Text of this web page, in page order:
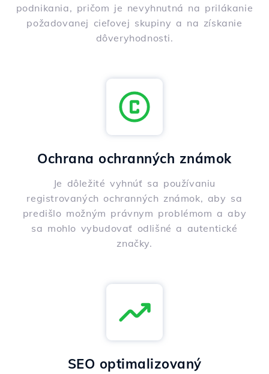
podnikania, pričom je nevyhnutná na prilákanie
požadovanej cieľovej skupiny a na získanie
dôveryhodnosti.
Ochrana ochranných známok
Je dôležité vyhnúť sa používaniu
registrovaných ochranných známok, aby sa
predišlo možným právnym problémom a aby
sa mohlo vybudovať odlišné a autentické
značky.
SEO optimalizovaný